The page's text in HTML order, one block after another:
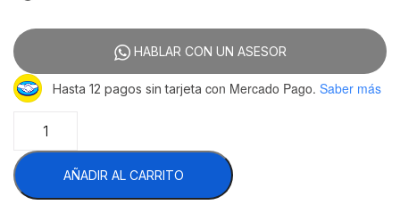
HABLAR CON UN ASESOR
Hasta 12 pagos sin tarjeta con Mercado Pago. Saber más
510L
Vitrina
Combinada
AÑADIR AL CARRITO